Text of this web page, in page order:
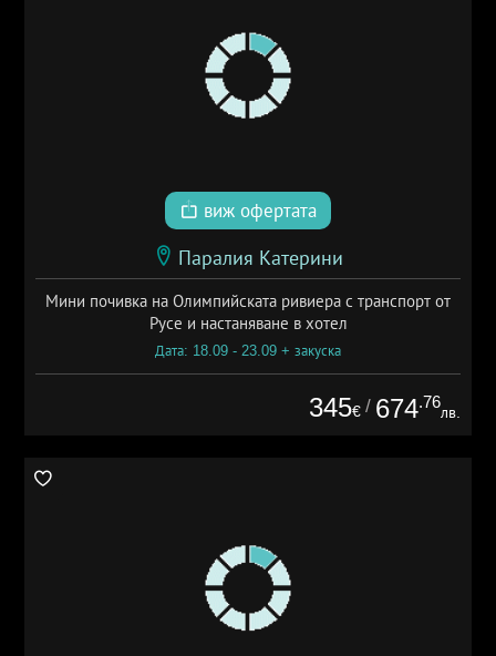
виж офертата
Паралия Катерини
Мини почивка на Олимпийската ривиера с транспорт от
Русе и настаняване в хотел
Дата: 18.09 - 23.09 + закуска
345€ / 674.76
лв.